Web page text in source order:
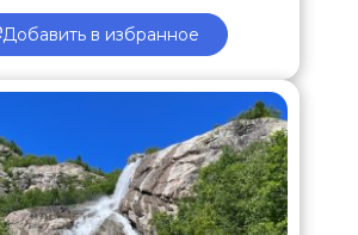
Добавить в избранное